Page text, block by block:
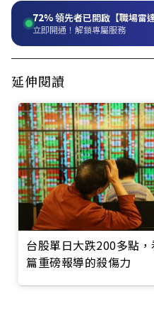
72%領先者已開啟【職場雷達
立即開通！解鎖專屬服務
延伸閱讀
台股單日大跌200多點
篇重磅報導的殺傷力